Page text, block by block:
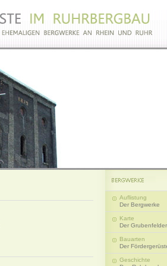
Auflistung
Der Bergwerke
Karte
Der Grubenfelder
Bauarten
Der
Geschichte